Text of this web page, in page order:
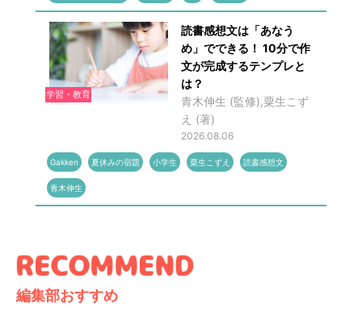
学習・教育
読書感想文は「あなう
め」でできる！ 10分で作
文が完成するテンプレと
は？
青木伸生 (監修),粟生こず
え (著)
2026.08.06
Gakken 夏休みの宿題 小学生 粟生こずえ 読書感想文
青木伸生
編集部おすすめ